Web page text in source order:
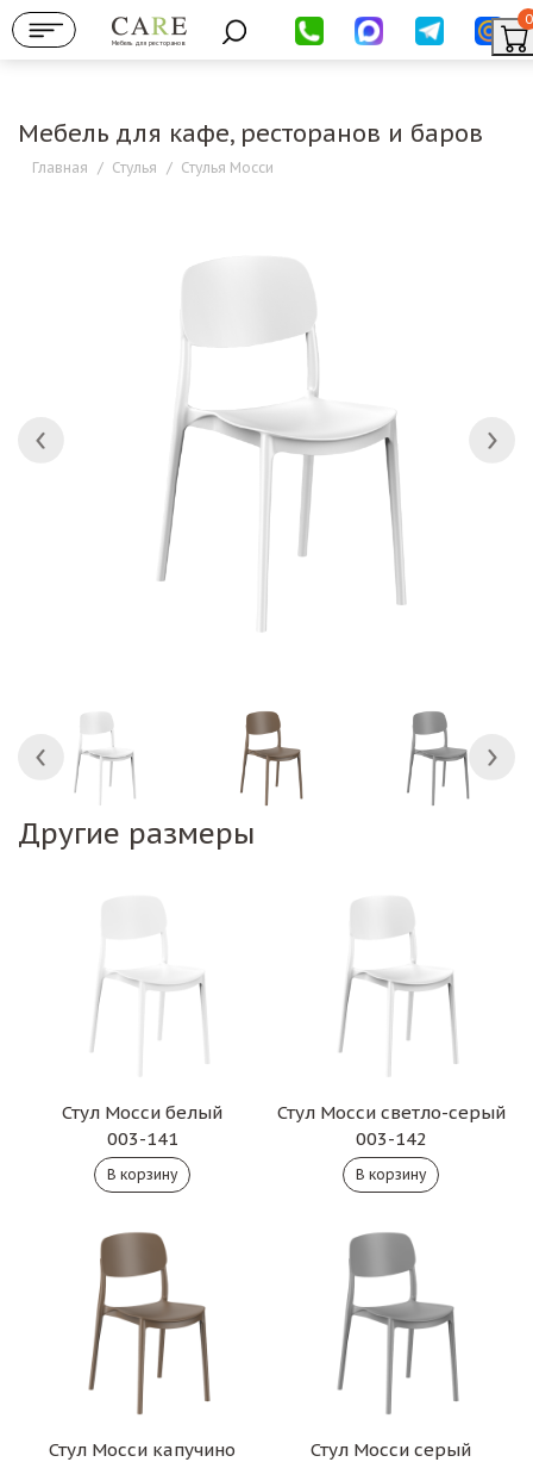
Мебель для ресторанов
0
Мебель для кафе, ресторанов и баров
Главная / Стулья / Стулья Мосси
Другие размеры
Стул Мосси белый
003-141
Стул Мосси светло-серый
003-142
Стул Мосси капучино
Стул Мосси серый